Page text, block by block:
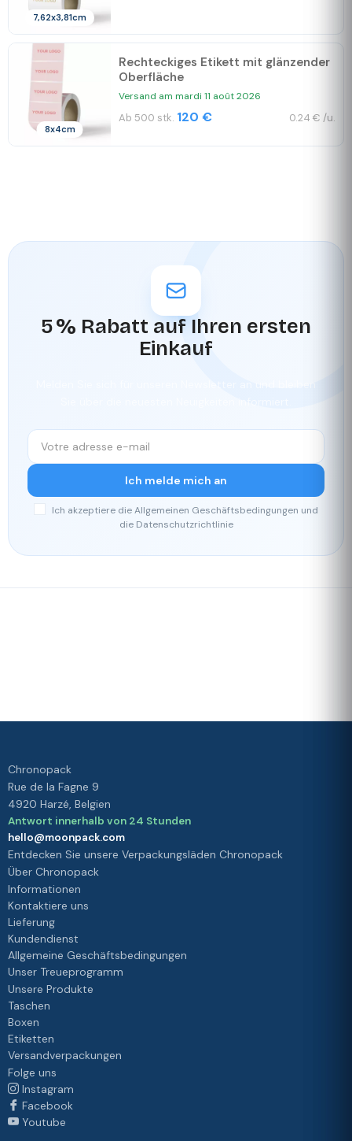
7,62x3,81cm
8x4cm
Rechteckiges Etikett mit glänzender
Oberfläche
Versand am mardi 11 août 2026
Ab 500 stk. 120 € 0.24 € /u.
5 % Rabatt auf Ihren ersten
Einkauf
Ich melde mich an
Ich akzeptiere die Allgemeinen Geschäftsbedingungen und
die Datenschutzrichtlinie
Chronopack
Rue de la Fagne 9
4920 Harzé, Belgien
Antwort innerhalb von 24 Stunden
hello@moonpack.com
Entdecken Sie unsere Verpackungsläden Chronopack
Über Chronopack
Informationen
Kontaktiere uns
Lieferung
Kundendienst
Allgemeine Geschäftsbedingungen
Unser Treueprogramm
Unsere Produkte
Taschen
Boxen
Etiketten
Versandverpackungen
Folge uns
Instagram
Facebook
Youtube